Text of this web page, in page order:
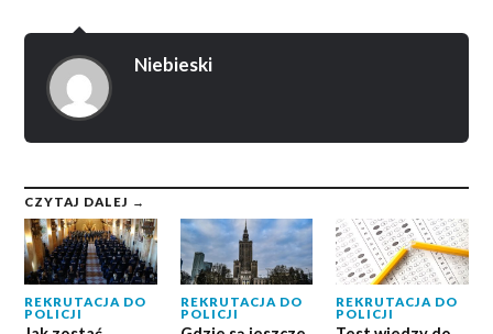
Niebieski
CZYTAJ DALEJ →
REKRUTACJA DO
POLICJI
REKRUTACJA DO
POLICJI
REKRUTACJA DO
POLICJI